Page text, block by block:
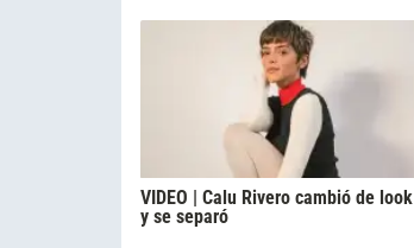
VIDEO | Calu Rivero cambió de look
y se separó